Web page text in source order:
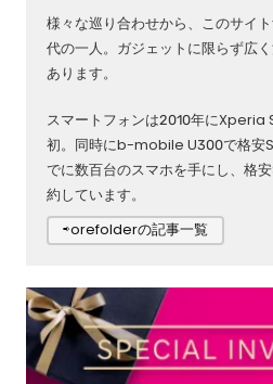
様々な巡り合わせから、このサイ
代の一人。ガジェットに限らず広
あります。
スマートフォンは2010年にXperia
初。同時にb-mobile U300で格安
でに数百台のスマホを手にし、格
約しています。
⇨orefolderの記事一覧